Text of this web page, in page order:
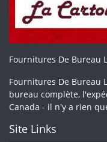
Fournitures De Bureau
Fournitures De Bureau
bureau complète,
Canada - il n'y a rien
Site Links